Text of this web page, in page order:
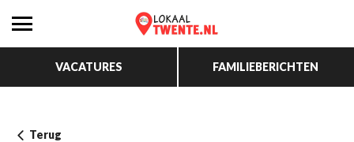
VACATURES FAMILIEBERICHTEN
Terug